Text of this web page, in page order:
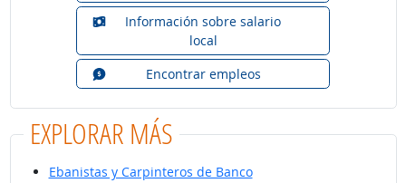
Información sobre salario
local
Encontrar empleos
EXPLORAR MÁS
Ebanistas y Carpinteros de Banco